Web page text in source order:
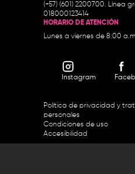
(+57) (601) 2200700. Línea
018000123414
HORARIO DE ATENCIÓN
Lunes a viernes de 8:00
Instagram
Política de privacidad y
personales
Condiciones de uso
Accesibilidad